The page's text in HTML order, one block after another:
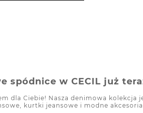
spódnice w CECIL już
dla Ciebie! Nasza denimowa kolekcja
kurtki jeansowe i modne